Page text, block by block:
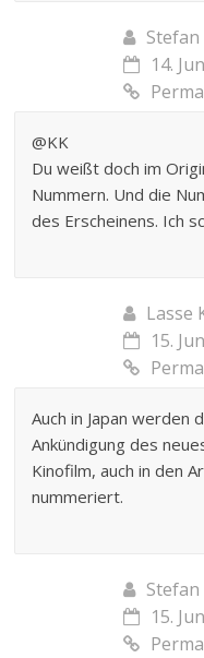
Stefan
14.
@KK
Du weißt doch im
Nummern. Und die
des Erscheinens. Ich
Lasse
15.
Auch in Japan werden
Ankündigung des
Kinofilm, auch in den
nummeriert.
Stefan
15.